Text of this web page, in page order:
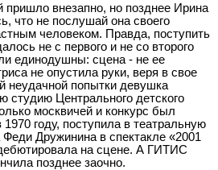
пришло внезапно, но позднее Ирина
что не послушай она своего
человеком. Правда, поступить
не с первого и не со второго
единодушны: сцена - не ее
не опустила руки, веря в свое
неудачной попытки девушка
студию Центрального детского
москвичей и конкурс был
году, поступила в театральную
Дружинина в спектакле «2001
на сцене. А ГИТИС
позднее заочно.